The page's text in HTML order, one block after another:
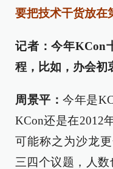
要把技术干货放在
记者：今年KCon
程，比如，办会初
周景平： 今年是
KCon还是在2012
可能称之为沙龙
三四个议题，人数